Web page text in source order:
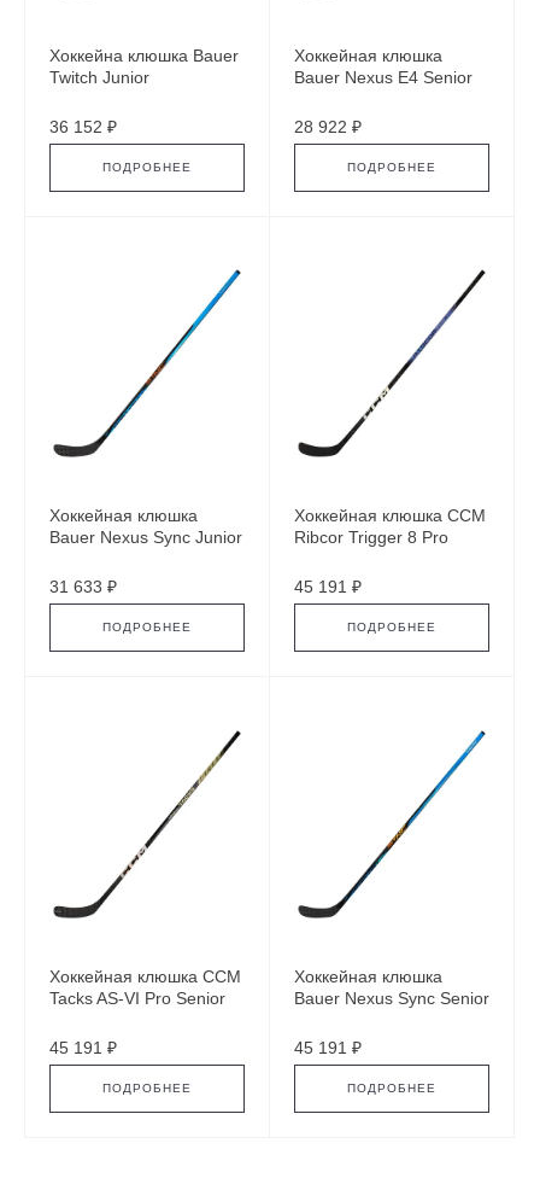
Хоккейна клюшка Bauer
Twitch Junior
36 152 ₽
ПОДРОБНЕЕ
Хоккейная клюшка
Bauer Nexus E4 Senior
28 922 ₽
ПОДРОБНЕЕ
Хоккейная клюшка
Bauer Nexus Sync Junior
31 633 ₽
ПОДРОБНЕЕ
Хоккейная клюшка CCM
Ribcor Trigger 8 Pro
45 191 ₽
ПОДРОБНЕЕ
Хоккейная клюшка CCM
Tacks AS-VI Pro Senior
45 191 ₽
ПОДРОБНЕЕ
Хоккейная клюшка
Bauer Nexus Sync Senior
45 191 ₽
ПОДРОБНЕЕ